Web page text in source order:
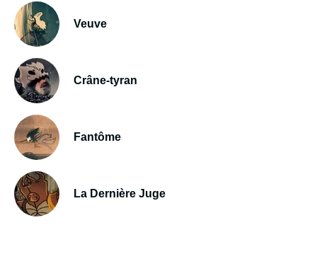
Veuve
Crâne-tyran
Fantôme
La Dernière Juge